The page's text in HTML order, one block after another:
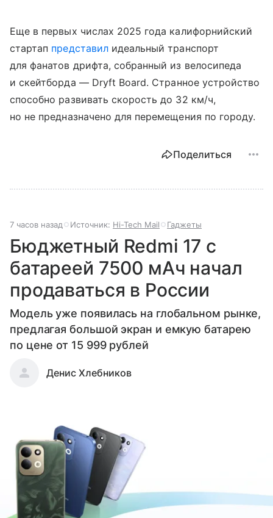
Еще в первых числах 2025 года калифорнийский
стартап представилидеальный транспорт
для фанатов дрифта, собранный из велосипеда
и скейтборда — Dryft Board. Странное устройство
способно развивать скорость до 32 км/ч,
но не предназначено для перемещения по городу.
Поделиться
7 часов назад Источник: Hi-Tech Mail Гаджеты
Бюджетный Redmi 17 с
батареей 7500 мАч начал
продаваться в России
Модель уже появилась на глобальном рынке,
предлагая большой экран и емкую батарею
по цене от 15 999 рублей
Денис Хлебников